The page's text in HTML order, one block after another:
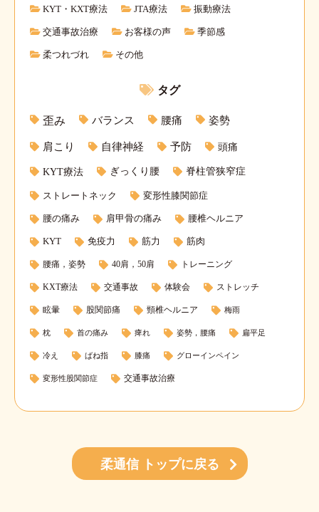
KYT・KXT療法 JTA療法 振動療法
交通事故治療 お客様の声 季節感
柔つれづれ その他
タグ
歪み バランス 腰痛 姿勢
肩こり 自律神経 予防 頭痛
KYT療法 ぎっくり腰 脊柱管狭窄症
ストレートネック 変形性膝関節症
腰の痛み 肩甲骨の痛み 腰椎ヘルニア
KYT 免疫力 筋力 筋肉
腰痛，姿勢 40肩，50肩 トレーニング
KXT療法 交通事故 体験会 ストレッチ
眩暈 股関節痛 頸椎ヘルニア 梅雨
枕 首の痛み 痺れ 姿勢，腰痛 扁平足
冷え ばね指 膝痛 グローインペイン
変形性股関節症 交通事故治療
柔通信 トップに戻る